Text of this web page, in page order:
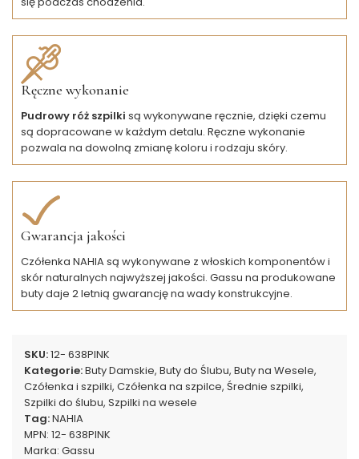
Ręczne wykonanie
Pudrowy róż szpilki są wykonywane ręcznie, dzięki czemu
są dopracowane w każdym detalu. Ręczne wykonanie
pozwala na dowolną zmianę koloru i rodzaju skóry.
Gwarancja jakości
Czółenka NAHIA są wykonywane z włoskich komponentów i
skór naturalnych najwyższej jakości. Gassu na produkowane
buty daje 2 letnią gwarancję na wady konstrukcyjne.
SKU:12- 638PINK
Kategorie:Buty Damskie, Buty do Ślubu, Buty na Wesele,
Czółenka i szpilki, Czółenka na szpilce, Średnie szpilki,
Szpilki do ślubu, Szpilki na wesele
Tag:NAHIA
MPN: 12- 638PINK
Marka: Gassu